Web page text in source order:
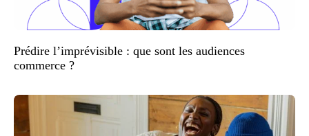
Prédire l’imprévisible : que sont les audiences
commerce ?